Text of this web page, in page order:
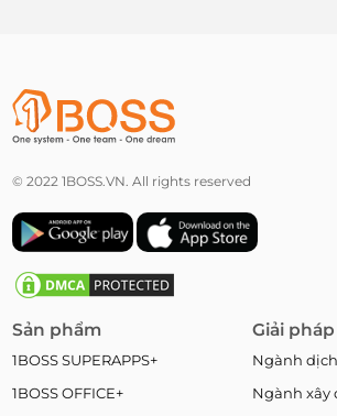
© 2022 1BOSS.VN. All rights reserved
Sản phẩm
1BOSS SUPERAPPS+
1BOSS OFFICE+
Giải pháp
Ngành
Ngành xây